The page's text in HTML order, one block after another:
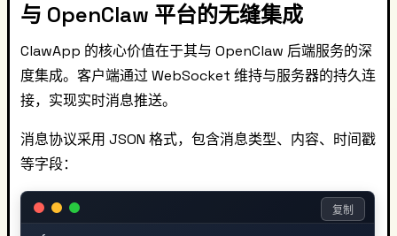
与 OpenClaw 平台的无缝集成
ClawApp 的核心价值在于其与 OpenClaw 后端服务的深
度集成。客户端通过 WebSocket 维持与服务器的持久连
接，实现实时消息推送。
消息协议采用 JSON 格式，包含消息类型、内容、时间戳
等字段：
复制